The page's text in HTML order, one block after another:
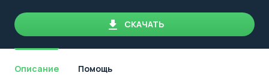
СКАЧАТЬ
Описание Помощь